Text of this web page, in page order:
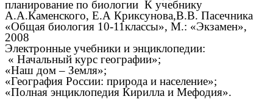
планирование по биологии К учебнику
А.А.Каменского, Е.А Криксунова,В.В. Пасечника
«Общая биология 10-11классы», М.: «Экзамен»,
2008
Электронные учебники и энциклопедии:
« Начальный курс географии»;
«Наш дом – Земля»;
«География России: природа и население»;
«Полная энциклопедия Кирилла и Мефодия».